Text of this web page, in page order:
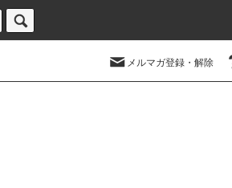
メルマガ登録・解除